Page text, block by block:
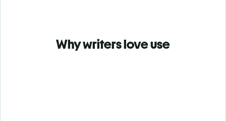
Why writers love use